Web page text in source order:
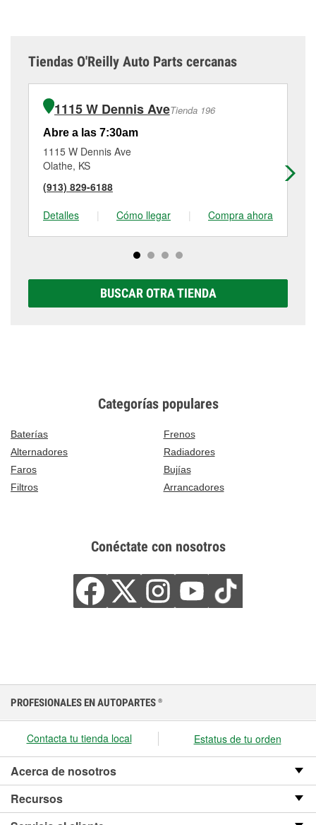
Tiendas O'Reilly Auto Parts cercanas
1115 W Dennis AveTienda 196
Abre a las 7:30am
1115 W Dennis Ave
Olathe, KS
(913) 829-6188
Detalles
| Cómo llegar | Compra ahora
BUSCAR OTRA TIENDA
Categorías populares
Baterías
Frenos
Alternadores
Radiadores
Faros
Bujías
Filtros
Arrancadores
Conéctate con nosotros
PROFESIONALES EN AUTOPARTES ®
Contacta tu tienda local Estatus de tu orden
Acerca de nosotros
Recursos